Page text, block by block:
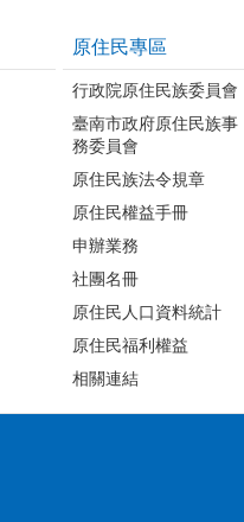
原住民專區
行政院原住民族委員會
臺南市政府原住民族事
務委員會
原住民族法令規章
原住民權益手冊
申辦業務
社團名冊
原住民人口資料統計
原住民福利權益
相關連結